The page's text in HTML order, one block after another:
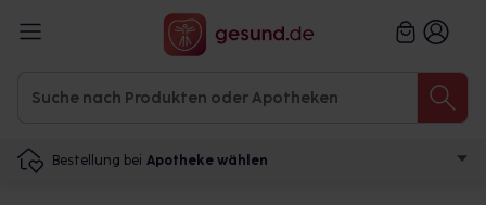
Bestellung bei Apotheke wählen